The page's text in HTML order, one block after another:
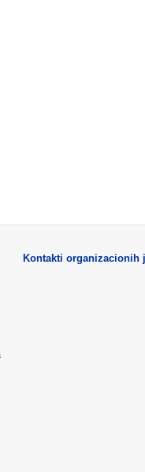
Kontakti organizacionih